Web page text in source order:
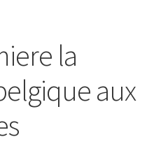
la
aux